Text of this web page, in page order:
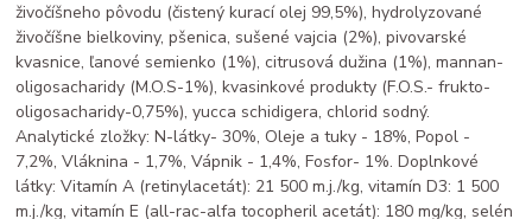
živočíšneho pôvodu (čistený kurací olej 99,5%), hydrolyzované
živočíšne bielkoviny, pšenica, sušené vajcia (2%), pivovarské
kvasnice, ľanové semienko (1%), citrusová dužina (1%), mannan-
oligosacharidy (M.O.S-1%), kvasinkové produkty (F.O.S.- frukto-
oligosacharidy-0,75%), yucca schidigera, chlorid sodný.
Analytické zložky: N-látky- 30%, Oleje a tuky - 18%, Popol -
7,2%, Vláknina - 1,7%, Vápnik - 1,4%, Fosfor- 1%. Doplnkové
látky: Vitamín A (retinylacetát): 21 500 m.j./kg, vitamín D3: 1 500
m.j./kg, vitamín E (all-rac-alfa tocopheril acetát): 180 mg/kg, selén